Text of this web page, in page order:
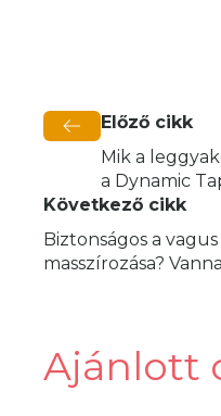
Előző cikk
Mik a
a Dynamic
Következő cikk
Biztonságos a
masszírozása?
Ajánlott